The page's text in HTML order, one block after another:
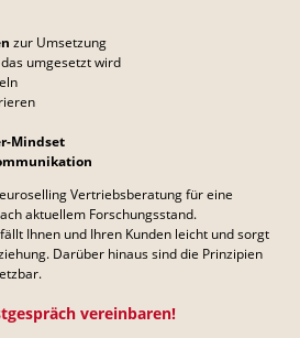
zur Umsetzung
umgesetzt wird
Mindset
Vertriebsberatung für eine
aktuellem Forschungsstand.
Ihnen und Ihren Kunden leicht und sorgt
Darüber hinaus sind die Prinzipien
vereinbaren!